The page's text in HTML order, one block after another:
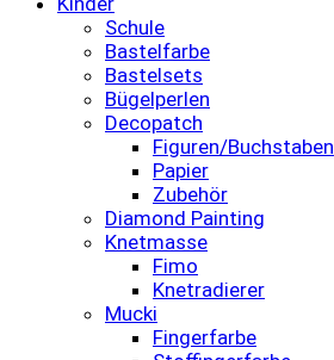
Schule
Bastelfarbe
Bastelsets
Bügelperlen
Decopatch
Figuren/Buchstaben
Papier
Zubehör
Diamond Painting
Knetmasse
Fimo
Knetradierer
Mucki
Fingerfarbe